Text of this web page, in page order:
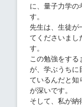
に、量子力学の
す。
先生は、生徒が
てくださいまし
す。
この勉強をする
が、学ぶうちに
ているんだと知
が深いです。
そして、私が納